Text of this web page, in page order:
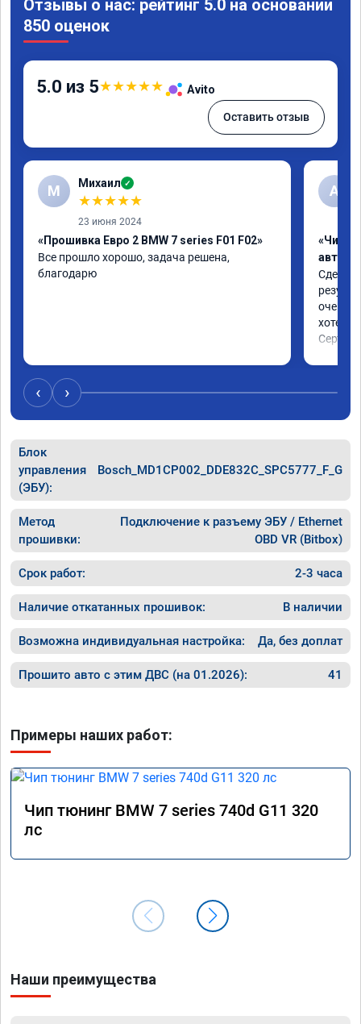
Отзывы о нас: рейтинг 5.0 на основании
850 оценок
5.0 из 5★★★★★ Avito
Оставить отзыв
М Михаил ✓
★★★★★
23 июня 2024
«Прошивка Евро 2 BMW 7 series F01 F02»
Все прошло хорошо, задача решена,
благодарю
A
«Чип
очень
хотел.
‹ ›
Блок
управления
(ЭБУ):
Bosch_MD1CP002_DDE832C_SPC5777_F_G
Метод
прошивки:
Подключение к разъему ЭБУ / Ethernet
OBD VR (Bitbox)
Срок работ: 2-3 часа
Наличие откатанных прошивок: В наличии
Возможна индивидуальная настройка: Да, без доплат
Прошито авто с этим ДВС (на 01.2026): 41
Примеры наших работ:
Чип тюнинг BMW 7 series 740d G11 320
лс
Наши преимущества